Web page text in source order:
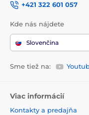
+421 322 601 057
Kde nás nájdete
Slovenčina
Sme tiež na:
Viac informácií
Kontakty a predajňa